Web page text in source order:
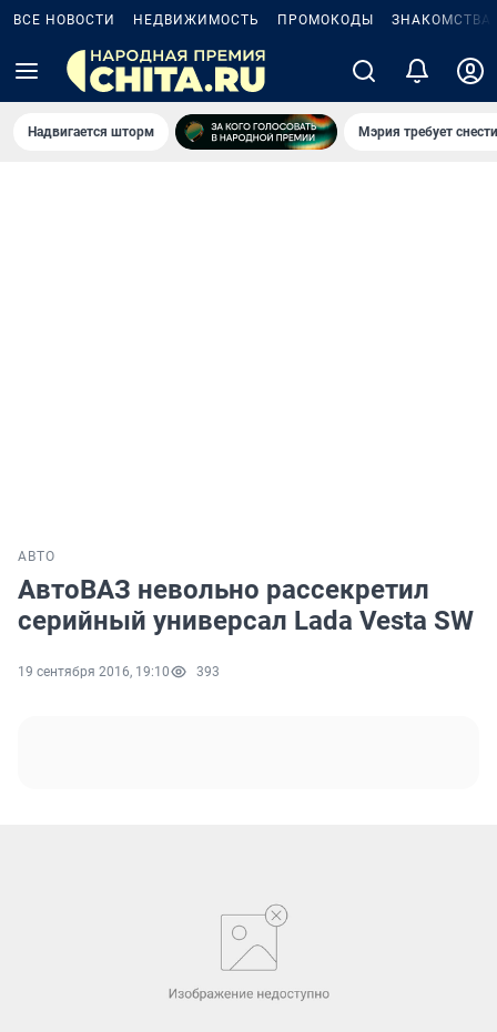
ВСЕ НОВОСТИ НЕДВИЖИМОСТЬ ПРОМОКОДЫ ЗНАКОМСТВА
Надвигается шторм Мэрия требует
АВТО
АвтоВАЗ невольно рассекретил
серийный универсал Lada Vesta SW
19 сентября 2016, 19:10 393